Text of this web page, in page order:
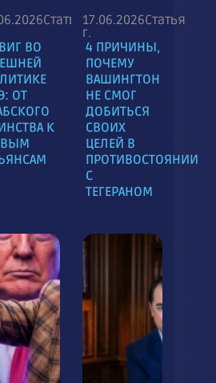
Статья
ВО
ОТ
К
17.06.2026
г.
Статья
4 ПРИЧИНЫ,
ПОЧЕМУ
ВАШИНГТОН
НЕ СМОГ
ДОБИТЬСЯ
СВОИХ
ЦЕЛЕЙ В
ПРОТИВОСТОЯНИИ
С
ТЕГЕРАНОМ